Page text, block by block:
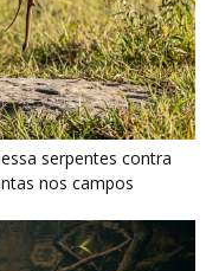
serpentes contra
nos campos